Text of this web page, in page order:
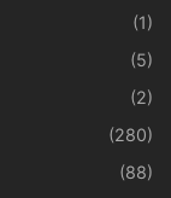
(1)
(5)
(2)
(280)
(88)